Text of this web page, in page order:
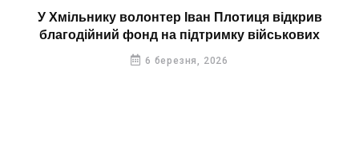
У Хмільнику волонтер Іван Плотиця відкрив
благодійний фонд на підтримку військових
6 березня, 2026